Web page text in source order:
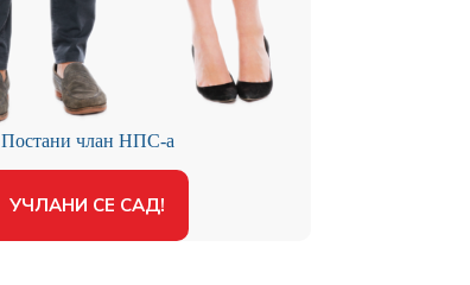
Постани члан НПС-а
УЧЛАНИ СЕ САД!